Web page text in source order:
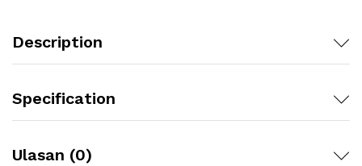
Description
Specification
Ulasan (0)